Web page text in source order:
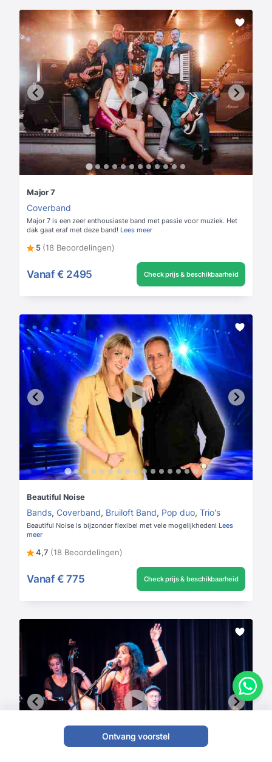
Major 7
Coverband
Major 7 is een zeer enthousiaste band met passie voor muziek. Het
dak gaat eraf met deze band! Lees meer
5 (18 Beoordelingen)
Vanaf € 2495 Check prijs & beschikbaarheid
Beautiful Noise
Bands, Coverband, Bruiloft Band, Pop duo, Trio's
Beautiful Noise is bijzonder flexibel met vele mogelijkheden! Lees
meer
4,7 (18 Beoordelingen)
Vanaf € 775 Check prijs & beschikbaarheid
Ontvang voorstel